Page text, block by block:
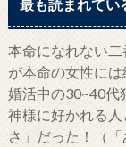
最も読まれてい
本命になれない
が本命の女性に
婚活中の30~40代
神様に好かれる
さ」だった！（